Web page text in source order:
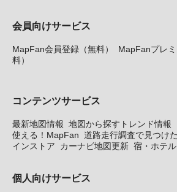
会員向けサービス
MapFan会員登録（無料）
MapFanプレ
料）
コンテンツサービス
最新地図情報 地図から探すトレンド情報
使える！MapFan 道路走行調査で見つけ
インストア
カーナビ地図更新 宿・ホテ
個人向けサービス